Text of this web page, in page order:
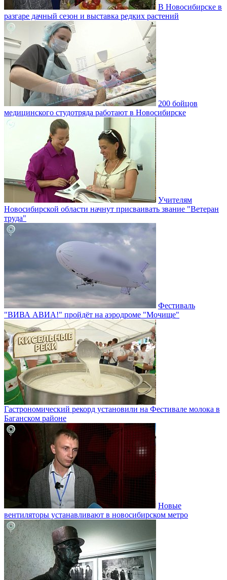
В Новосибирске в
разгаре дачный сезон и выставка редких растений
200 бойцов
медицинского студотряда работают в Новосибирске
Учителям
Новосибирской области начнут присваивать звание "Ветеран
труда"
Фестиваль
"ВИВА АВИА!" пройдёт на аэродроме "Мочище"
Гастрономический рекорд установили на Фестивале молока в
Баганском районе
Новые
вентиляторы устанавливают в новосибирском метро